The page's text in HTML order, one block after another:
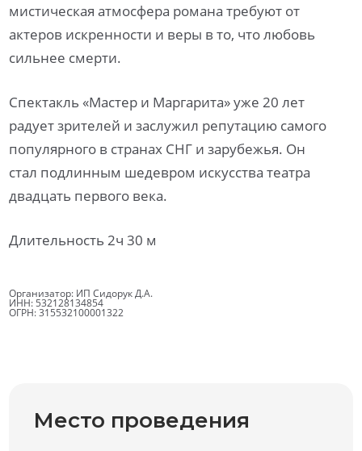
мистическая атмосфера романа требуют от
актеров искренности и веры в то, что любовь
сильнее смерти.
Спектакль «Мастер и Маргарита» уже 20 лет
радует зрителей и заслужил репутацию самого
популярного в странах СНГ и зарубежья. Он
стал подлинным шедевром искусства театра
двадцать первого века.
Длительность 2ч 30 м
Организатор: ИП Сидорук Д.А.
ИНН: 532128134854
ОГРН: 315532100001322
Место проведения